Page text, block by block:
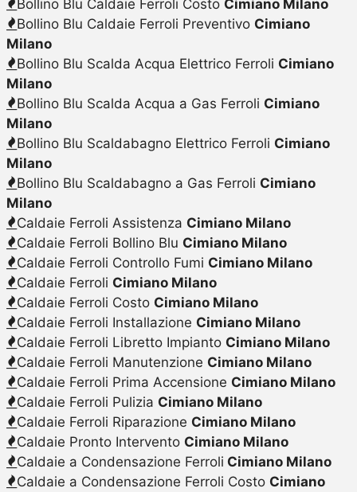
Bollino Blu Caldaie Ferroli Costo Cimiano Milano
Bollino Blu Caldaie Ferroli Preventivo Cimiano
Milano
Bollino Blu Scalda Acqua Elettrico Ferroli Cimiano
Milano
Bollino Blu Scalda Acqua a Gas Ferroli Cimiano
Milano
Bollino Blu Scaldabagno Elettrico Ferroli Cimiano
Milano
Bollino Blu Scaldabagno a Gas Ferroli Cimiano
Milano
Caldaie Ferroli Assistenza Cimiano Milano
Caldaie Ferroli Bollino Blu Cimiano Milano
Caldaie Ferroli Controllo Fumi Cimiano Milano
Caldaie Ferroli Cimiano Milano
Caldaie Ferroli Costo Cimiano Milano
Caldaie Ferroli Installazione Cimiano Milano
Caldaie Ferroli Libretto Impianto Cimiano Milano
Caldaie Ferroli Manutenzione Cimiano Milano
Caldaie Ferroli Prima Accensione Cimiano Milano
Caldaie Ferroli Pulizia Cimiano Milano
Caldaie Ferroli Riparazione Cimiano Milano
Caldaie Pronto Intervento Cimiano Milano
Caldaie a Condensazione Ferroli Cimiano Milano
Caldaie a Condensazione Ferroli Costo Cimiano